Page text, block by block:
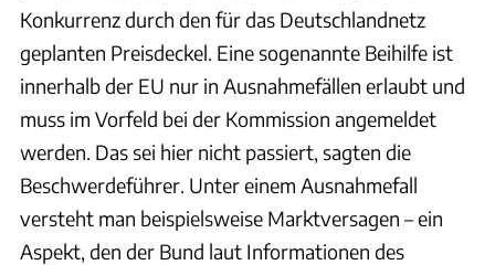
Konkurrenz durch den für das Deutschlandnetz
geplanten Preisdeckel. Eine sogenannte Beihilfe ist
innerhalb der EU nur in Ausnahmefällen erlaubt und
muss im Vorfeld bei der Kommission angemeldet
werden. Das sei hier nicht passiert, sagten die
Beschwerdeführer. Unter einem Ausnahmefall
versteht man beispielsweise Marktversagen – ein
Aspekt, den der Bund laut Informationen des